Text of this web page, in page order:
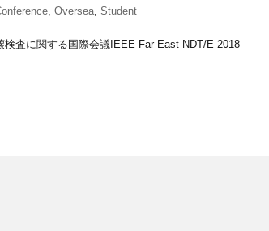
, Oversea, Student
検査に関する国際会議IEEE Far East NDT/E 2018
...